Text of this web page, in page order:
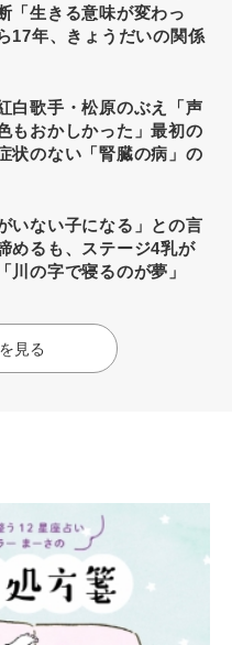
「生きる意味が変わっ
17年、きょうだいの関係
白歌手・松原のぶえ「声
もおかしかった」最初の
状のない「腎臓の病」の
いない子になる」との言
めるも、ステージ4乳が
川の字で寝るのが夢」
見る